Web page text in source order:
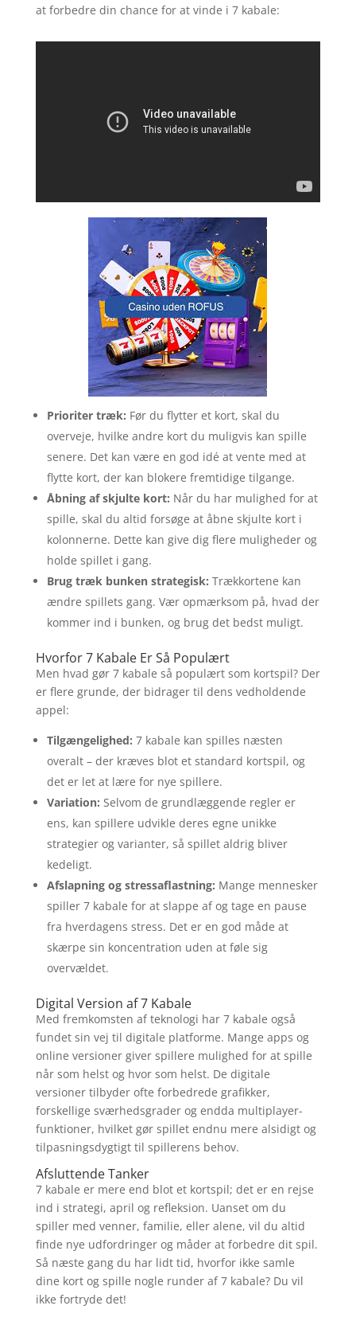
at forbedre din chance for at vinde i 7 kabale:
Prioriter træk: Før du flytter et kort, skal du
overveje, hvilke andre kort du muligvis kan spille
senere. Det kan være en god idé at vente med at
flytte kort, der kan blokere fremtidige tilgange.
Åbning af skjulte kort: Når du har mulighed for at
spille, skal du altid forsøge at åbne skjulte kort i
kolonnerne. Dette kan give dig flere muligheder og
holde spillet i gang.
Brug træk bunken strategisk: Trækkortene kan
ændre spillets gang. Vær opmærksom på, hvad der
kommer ind i bunken, og brug det bedst muligt.
Hvorfor 7 Kabale Er Så Populært
Men hvad gør 7 kabale så populært som kortspil? Der
er flere grunde, der bidrager til dens vedholdende
appel:
Tilgængelighed: 7 kabale kan spilles næsten
overalt – der kræves blot et standard kortspil, og
det er let at lære for nye spillere.
Variation: Selvom de grundlæggende regler er
ens, kan spillere udvikle deres egne unikke
strategier og varianter, så spillet aldrig bliver
kedeligt.
Afslapning og stressaflastning: Mange mennesker
spiller 7 kabale for at slappe af og tage en pause
fra hverdagens stress. Det er en god måde at
skærpe sin koncentration uden at føle sig
overvældet.
Digital Version af 7 Kabale
Med fremkomsten af teknologi har 7 kabale også
fundet sin vej til digitale platforme. Mange apps og
online versioner giver spillere mulighed for at spille
når som helst og hvor som helst. De digitale
versioner tilbyder ofte forbedrede grafikker,
forskellige sværhedsgrader og endda multiplayer-
funktioner, hvilket gør spillet endnu mere alsidigt og
tilpasningsdygtigt til spillerens behov.
Afsluttende Tanker
7 kabale er mere end blot et kortspil; det er en rejse
ind i strategi, april og refleksion. Uanset om du
spiller med venner, familie, eller alene, vil du altid
finde nye udfordringer og måder at forbedre dit spil.
Så næste gang du har lidt tid, hvorfor ikke samle
dine kort og spille nogle runder af 7 kabale? Du vil
ikke fortryde det!